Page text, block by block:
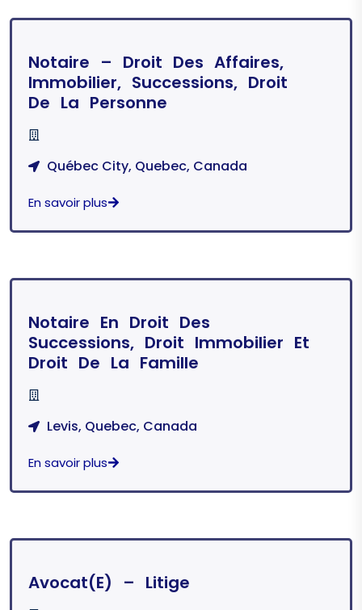
Notaire – Droit Des Affaires,
Immobilier, Successions, Droit
De La Personne
Québec City, Quebec, Canada
En savoir plus
Notaire En Droit Des
Successions, Droit Immobilier Et
Droit De La Famille
Levis, Quebec, Canada
En savoir plus
Avocat(e) – Litige